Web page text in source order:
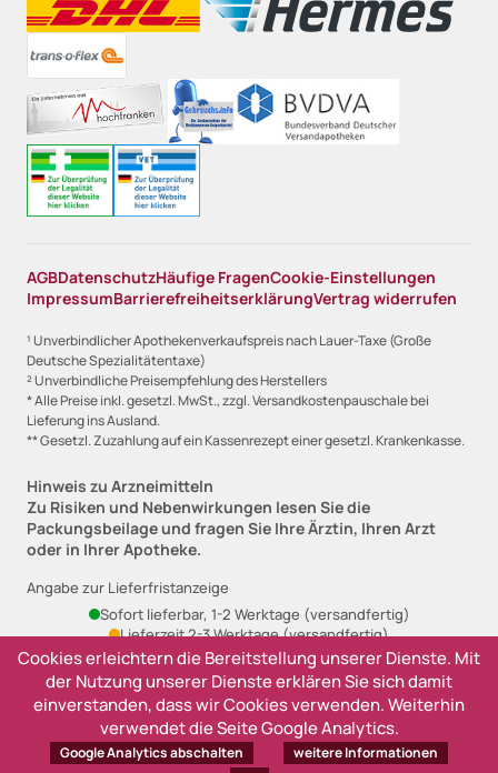
Cookies erleichtern die Bereitstellung unserer Dienste. Mit
der Nutzung unserer Dienste erklären Sie sich damit
einverstanden, dass wir Cookies verwenden. Weiterhin
verwendet die Seite Google Analytics.
Google Analytics abschalten
weitere Informationen
AGBDatenschutzHäufige FragenCookie-Einstellungen
ImpressumBarrierefreiheitserklärungVertrag widerrufen
¹ Unverbindlicher Apothekenverkaufspreis nach Lauer-Taxe (Große
Deutsche Spezialitätentaxe)
² Unverbindliche Preisempfehlung des Herstellers
* Alle Preise inkl. gesetzl. MwSt., zzgl. Versandkostenpauschale bei
Lieferung ins Ausland.
** Gesetzl. Zuzahlung auf ein Kassenrezept einer gesetzl. Krankenkasse.
Hinweis zu Arzneimitteln
Zu Risiken und Nebenwirkungen lesen Sie die
Packungsbeilage und fragen Sie Ihre Ärztin, Ihren Arzt
oder in Ihrer Apotheke.
Angabe zur Lieferfristanzeige
Sofort lieferbar, 1-2 Werktage (versandfertig)
Lieferzeit 2-3 Werktage (versandfertig)
Ausverkauft, derzeit nicht lieferbar